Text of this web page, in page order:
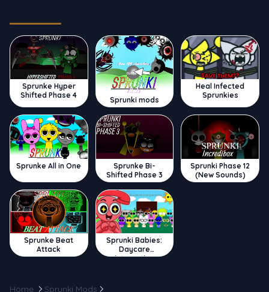
Sprunke Hyper
Shifted Phase 4
Sprunki mods
Heal Infected
Sprunkies
Sprunke All in One
Sprunke Bi-
Shifted Phase 3
Sprunki Phase 12
(New Sounds)
Sprunke Beat
Attack
Sprunki Babies:
Daycare
Interactive
Home Sprunki Mods